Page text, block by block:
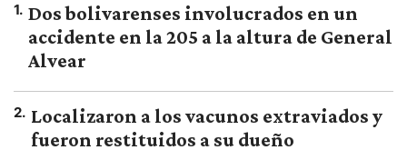
1. Dos bolivarenses involucrados en un
accidente en la 205 a la altura de General
Alvear
2. Localizaron a los vacunos extraviados y
fueron restituidos a su dueño